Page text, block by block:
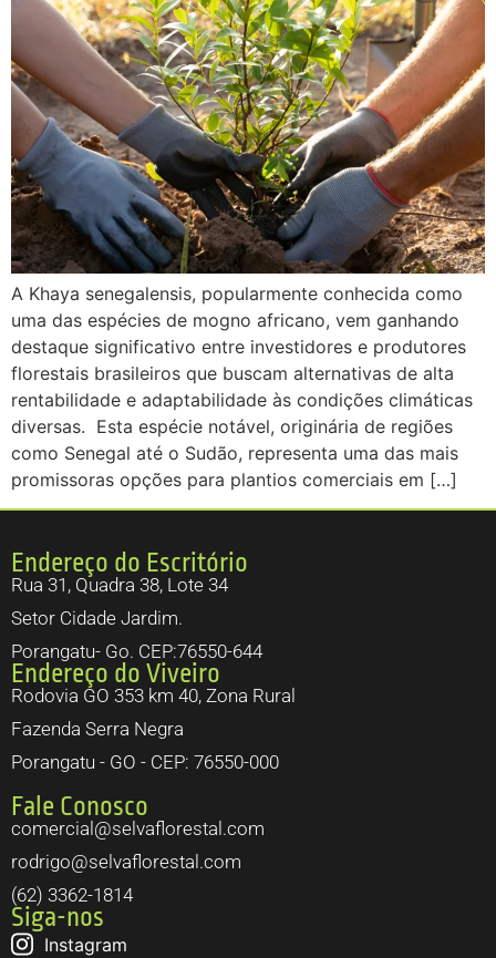
A Khaya senegalensis, popularmente conhecida como
uma das espécies de mogno africano, vem ganhando
destaque significativo entre investidores e produtores
florestais brasileiros que buscam alternativas de alta
rentabilidade e adaptabilidade às condições climáticas
diversas. Esta espécie notável, originária de regiões
como Senegal até o Sudão, representa uma das mais
promissoras opções para plantios comerciais em […]
Endereço do Escritório
Rua 31, Quadra 38, Lote 34
Setor Cidade Jardim.
Porangatu- Go. CEP:76550-644
Endereço do Viveiro
Rodovia GO 353 km 40, Zona Rural
Fazenda Serra Negra
Porangatu - GO - CEP: 76550-000
Fale Conosco
comercial@selvaflorestal.com
rodrigo@selvaflorestal.com
(62) 3362-1814
Siga-nos
Instagram